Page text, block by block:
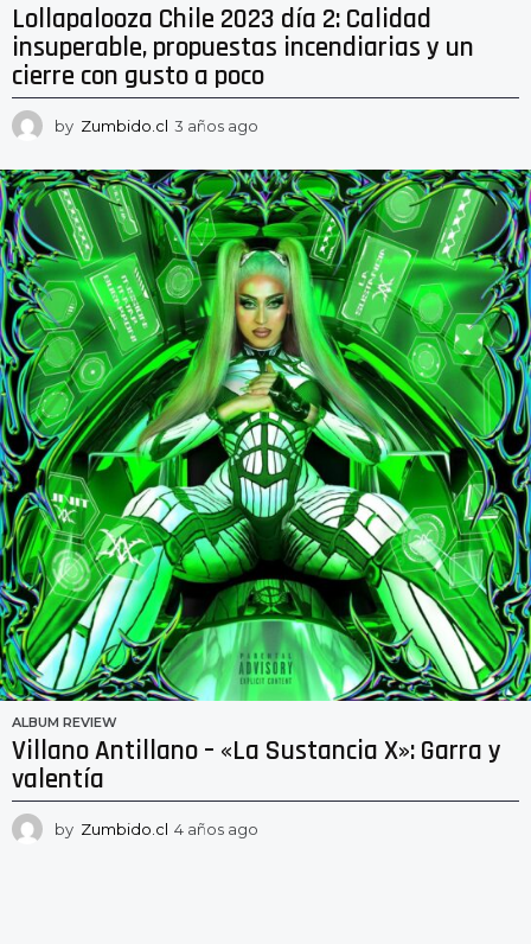
Lollapalooza Chile 2023 día 2: Calidad
insuperable, propuestas incendiarias y un
cierre con gusto a poco
by Zumbido.cl 3 años ago
ñ
o
s
a
g
o
ALBUM REVIEW
Villano Antillano – «La Sustancia X»: Garra y
valentía
by Zumbido.cl 4 años ago